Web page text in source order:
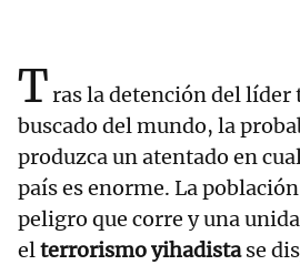
Tras la detención del
buscado del mundo, la
produzca un atentado en
país es enorme. La
peligro que corre y una
elterrorismo yihadistase